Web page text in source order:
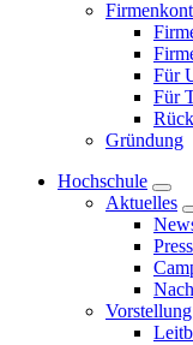
Für
Für
Gründung
Hochschule
Aktuelles